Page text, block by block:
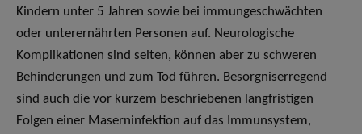
Kindern unter 5 Jahren sowie bei immungeschwächten
oder unterernährten Personen auf. Neurologische
Komplikationen sind selten, können aber zu schweren
Behinderungen und zum Tod führen. Besorgniserregend
sind auch die vor kurzem beschriebenen langfristigen
Folgen einer Maserninfektion auf das Immunsystem,